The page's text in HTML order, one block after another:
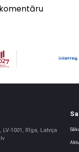
1001, Rīga, Latvija